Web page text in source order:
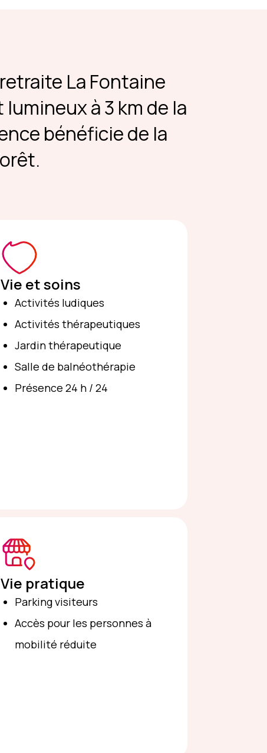
La Fontaine
à 3 km de la
bénéficie de la
Vie et soins
Activités ludiques
Activités thérapeutiques
Jardin thérapeutique
Salle de balnéothérapie
Présence 24 h / 24
Vie pratique
Parking visiteurs
Accès pour les personnes à
mobilité réduite